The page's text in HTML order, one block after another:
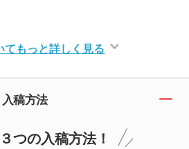
てもっと詳しく見る
稿方法
つの入稿方法！